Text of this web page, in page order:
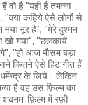
हैं "यही है तमन्ना
कहिये ऐसे लोगों से
नूर है", "मेरे दुश्मन
खो गया", "छलकायें
"हो आज मौसम बड़ा
कितने ऐसे हिट गीत हैं
के लिये। लेकिन
है वह उस फ़िल्म का
शबनम' फ़िल्म में रफ़ी